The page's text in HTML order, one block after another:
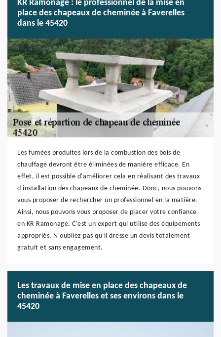
KR Ramonage : le professionnel de la mise en
place des chapeaux de cheminée à Faverelles
dans le 45420
Les fumées produites lors de la combustion des bois de
chauffage devront être éliminées de manière efficace. En
effet, il est possible d'améliorer cela en réalisant des travaux
d'installation des chapeaux de cheminée. Donc, nous pouvons
vous proposer de rechercher un professionnel en la matière.
Ainsi, nous pouvons vous proposer de placer votre confiance
en KR Ramonage. C'est un expert qui utilise des équipements
appropriés. N'oubliez pas qu'il dresse un devis totalement
gratuit et sans engagement.
Les travaux de mise en place des chapeaux de
cheminée à Faverelles et ses environs dans le
45420